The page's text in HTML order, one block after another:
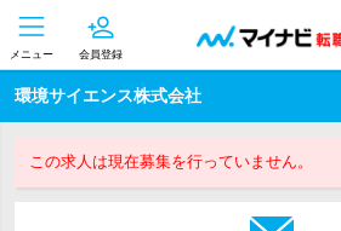
メニュー 会員登録
環境サイエンス株式会社
この求人は現在募集を行っていません。